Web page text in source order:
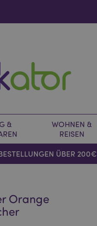
&
WOHNEN &
REISEN
ÜBER 200€
Orange